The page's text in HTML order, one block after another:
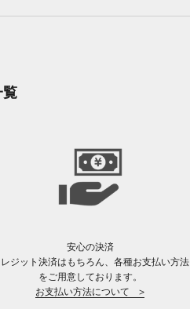
安心の決済
ジット決済はもちろん、各種お支払い方法
をご用意しております。
お支払い方法について >